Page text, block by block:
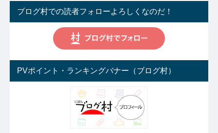
ブログ村での読者フォローよろしくなのだ！
PVポイント・ランキングバナー（ブログ村）